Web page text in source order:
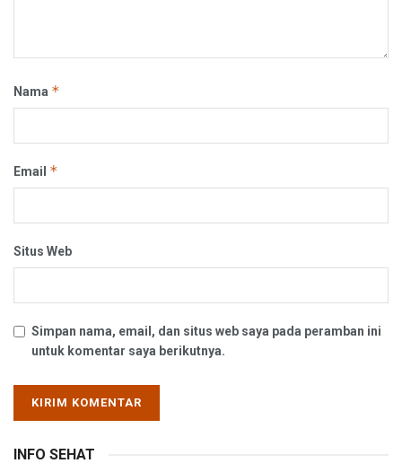
Nama *
Email *
Situs Web
Simpan nama, email, dan situs web saya pada peramban ini
untuk komentar saya berikutnya.
INFO SEHAT